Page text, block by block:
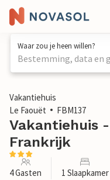
Waar zou je heen willen?
Bestemming, data en
1 / 22
Vakantiehuis
Le Faouët
FBM137
Vakantiehuis
Frankrijk
4 Gasten 1 Slaapkamer